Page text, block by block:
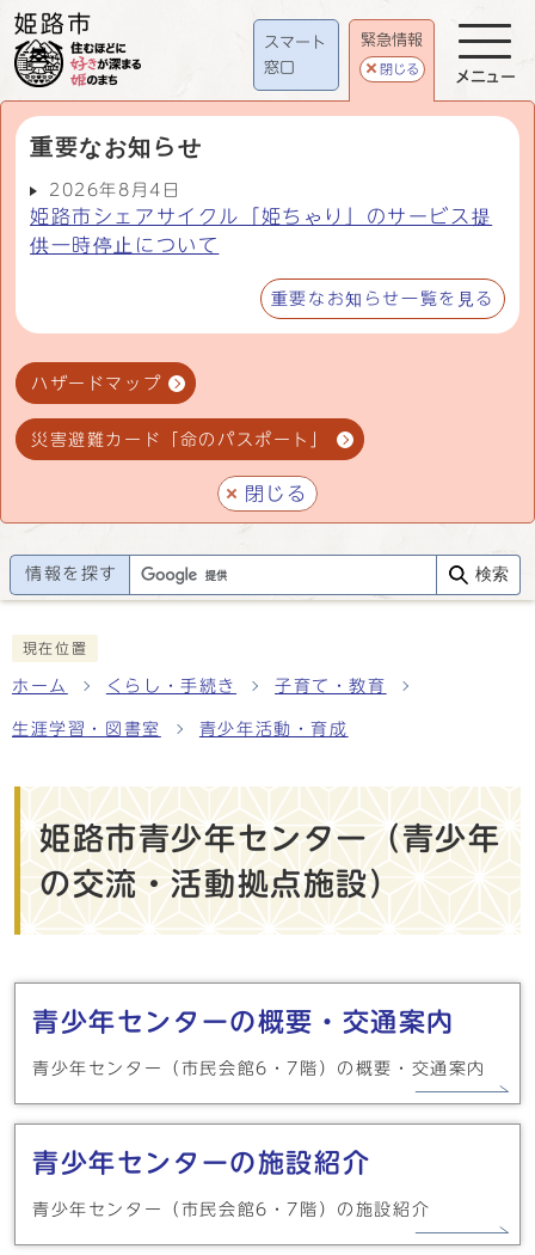
スマート
窓口
緊急情報
閉じる
重要なお知らせ
2026年8月4日
姫路市シェアサイクル「姫ちゃり」のサービス提
供一時停止について
重要なお知らせ一覧を見る
ハザードマップ
災害避難カード「命のパスポート」
閉じる
メニュー
情報を探す 検索
現在位置
ホーム くらし・手続き 子育て・教育
生涯学習・図書室 青少年活動・育成
姫路市青少年センター（青少年
の交流・活動拠点施設）
メインメニュー
青少年センターの概要・交通案内
青少年センター（市民会館6・7階）の概要・交通案内
青少年センターの施設紹介
青少年センター（市民会館6・7階）の施設紹介